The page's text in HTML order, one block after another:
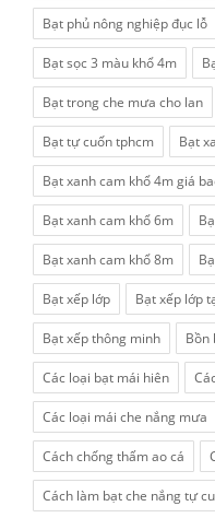
Bạt phủ nông nghiệp đục lỗ
Bạt sọc 3 màu khổ 4m
Bạt trong che mưa cho lan
Bạt tự cuốn tphcm Bạt
Bạt xanh cam khổ 4m giá
Bạt xanh cam khổ 6m
Bạt xanh cam khổ 8m
Bạt xếp lớp Bạt xếp lớp
Bạt xếp thông minh Bồn
Các loại bạt mái hiên
Các loại mái che nắng mưa
Cách chống thấm ao cá
Cách làm bạt che nắng tự